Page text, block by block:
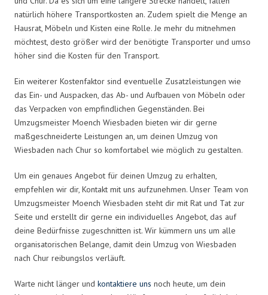
natürlich höhere Transportkosten an. Zudem spielt die Menge an
Hausrat, Möbeln und Kisten eine Rolle. Je mehr du mitnehmen
möchtest, desto größer wird der benötigte Transporter und umso
höher sind die Kosten für den Transport.
Ein weiterer Kostenfaktor sind eventuelle Zusatzleistungen wie
das Ein- und Auspacken, das Ab- und Aufbauen von Möbeln oder
das Verpacken von empfindlichen Gegenständen. Bei
Umzugsmeister Moench Wiesbaden bieten wir dir gerne
maßgeschneiderte Leistungen an, um deinen Umzug von
Wiesbaden nach Chur so komfortabel wie möglich zu gestalten.
Um ein genaues Angebot für deinen Umzug zu erhalten,
empfehlen wir dir, Kontakt mit uns aufzunehmen. Unser Team von
Umzugsmeister Moench Wiesbaden steht dir mit Rat und Tat zur
Seite und erstellt dir gerne ein individuelles Angebot, das auf
deine Bedürfnisse zugeschnitten ist. Wir kümmern uns um alle
organisatorischen Belange, damit dein Umzug von Wiesbaden
nach Chur reibungslos verläuft.
Warte nicht länger und kontaktiere uns noch heute, um dein